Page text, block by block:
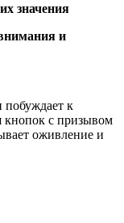
значения
и
побуждает к
кнопок с призывом
оживление и